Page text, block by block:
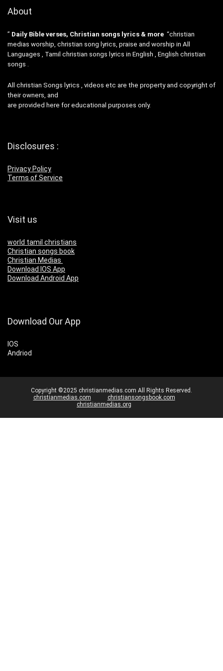
About
” Daily Bible verses, Christian songs lyrics & more “christian
medias worship, christian song lyrics, praise and worship in All
Languages , Tamil christian songs lyrics in English , English christian
songs .
All christian Songs lyrics , videos etc are the property and copyright of
their owners, and
are provided here for educational purposes only.
Disclosures :
Privacy Policy
Terms of Service
Visit us
world tamil christians
Christian songs book
Christian Medias
Download IOS App
Download Android App
Download Our App
IOS
Andriod
Copyright ©2025 christianmedias.com All Rights Reserved.
christianmedias.com
christiansongsbook.com
christianmedias.org